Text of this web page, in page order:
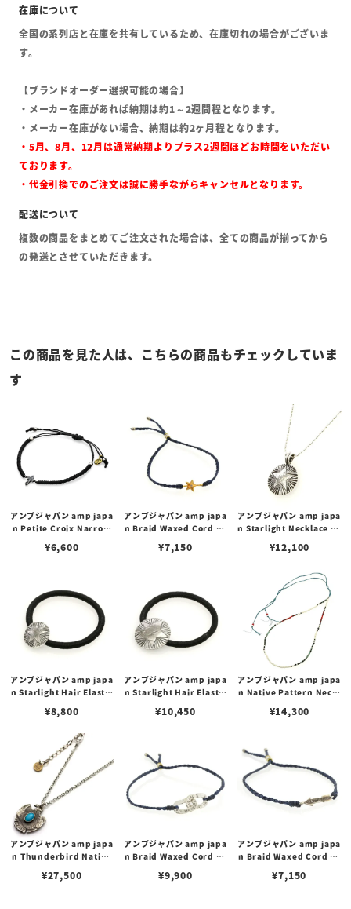
全国の系列店と在庫を共有しているため、在庫切れの場合がございま
す。
【ブランドオーダー選択可能の場合】
・メーカー在庫があれば納期は約1～2週間程となります。
・メーカー在庫がない場合、納期は約2ヶ月程となります。
・5月、8月、12月は通常納期よりプラス2週間ほどお時間をいただい
ております。
・代金引換でのご注文は誠に勝手ながらキャンセルとなります。
複数の商品をまとめてご注文された場合は、全ての商品が揃ってから
の発送とさせていただきます。
この商品を見た人は、こちらの商品もチェックしていま
す
アンプジャパン amp japa
n Petite Croix Narrow
クロワ ナロー ワックスコ
¥6,600
アンプジャパン amp japa
n Braid Waxed Cord Br
ックスドコード ブレスレッ
¥7,150
アンプジャパン amp japa
n Starlight Necklace -N
ライト ネックレス - ネイテ
¥12,100
アンプジャパン amp japa
n Starlight Hair Elastic
ーライト ヘアゴム - ネイテ
¥8,800
アンプジャパン amp japa
n Starlight Hair Elastic
ヘアゴム - ケネディ
¥10,450
アンプジャパン amp japa
n Native Pattern Neckl
イティブパターン ネックレ
¥14,300
アンプジャパン amp japa
n Thunderbird Native
ise サンダーバード ネイテ
¥27,500
アンプジャパン amp japa
n Braid Waxed Cord Br
ワックスドコード ブレスレ
¥9,900
アンプジャパン amp japa
n Braid Waxed Cord Br
ワックスドコード ブレスレ
¥7,150